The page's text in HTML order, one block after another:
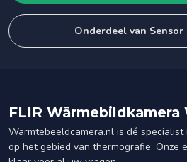
Onderdeel van Sensor
FLIR Wärmebildkamera
Warmtebeeldcamera.nl is dé
op het gebied van thermografie. Onze